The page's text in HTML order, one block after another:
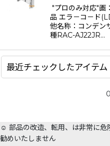
"プロのみ対応"画
品 エラ－コ－ド
他名称：コンデ
種RAC-AJ22JR…
最近チェックしたアイテム
☺️ 部品の改造、転用、は非常に危
勧めいたしません